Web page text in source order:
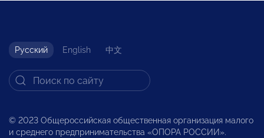
Русский English 中文
© 2023 Общероссийская общественная организация малого
и среднего предпринимательства «ОПОРА РОССИИ».